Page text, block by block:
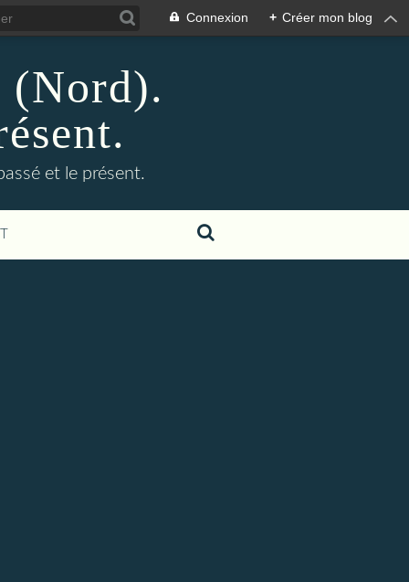
Connexion + Créer mon blog
et le présent.